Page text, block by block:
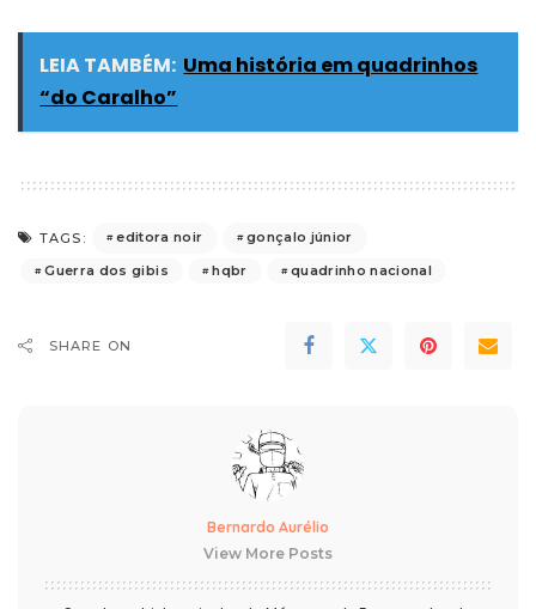
LEIA TAMBÉM: Uma história em quadrinhos
“do Caralho”
TAGS: editora noir
gonçalo júnior
Guerra dos gibis
hqbr quadrinho nacional
SHARE ON
Bernardo Aurélio
View More Posts